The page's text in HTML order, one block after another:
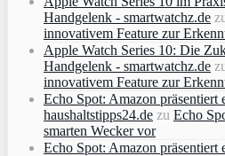
Handgelenk - smartwatchz.de
innovativem Feature zur
Apple Watch Series 10: Die
Handgelenk - smartwatchz.de
innovativem Feature zur
Echo Spot: Amazon präsentiert
haushaltstipps24.de zu Echo
smarten Wecker vor
Echo Spot: Amazon präsentiert